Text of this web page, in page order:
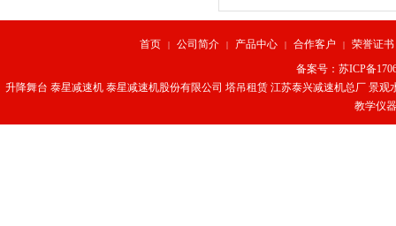
有何差异?
首页 | 公司简介 | 产品中心 | 合作客户 |
荣誉证书
备案号： 苏ICP备
升降舞台 泰星减速机 泰星减速机股份有限公司 塔吊租赁 江苏泰兴减速机总厂 景观
教学仪器